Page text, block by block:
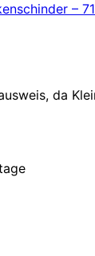
–
da